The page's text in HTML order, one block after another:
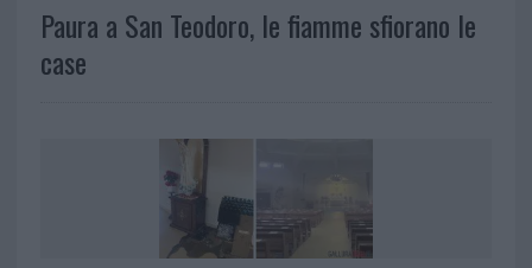
Paura a San Teodoro, le fiamme sfiorano le
case